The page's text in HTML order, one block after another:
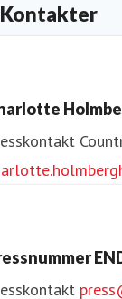
Kontakter